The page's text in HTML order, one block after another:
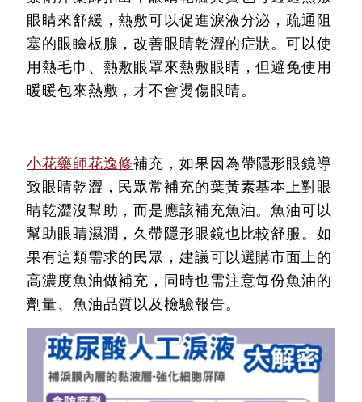
眼睛來舒緩，熱敷可以促進淚液分泌，疏通阻
塞的眼瞼板腺，改善眼睛乾澀的症狀。可以使
用熱毛巾、熱敷眼罩來熱敷眼睛，但避免使用
暖暖包來熱敷，才不會燙傷眼睛。
小花藥師花逸修補充，如果因為帶隱形眼鏡導
致眼睛乾澀，民眾常補充的葉黃素基本上對眼
睛乾澀沒幫助，而是應該補充魚油。魚油可以
幫助眼睛濕潤，久帶隱形眼鏡也比較舒服。如
果有這類需求的民眾，建議可以選購市面上的
高濃度魚油做補充，同時也需注意每份魚油的
劑量、魚油品質以及檢驗報告。